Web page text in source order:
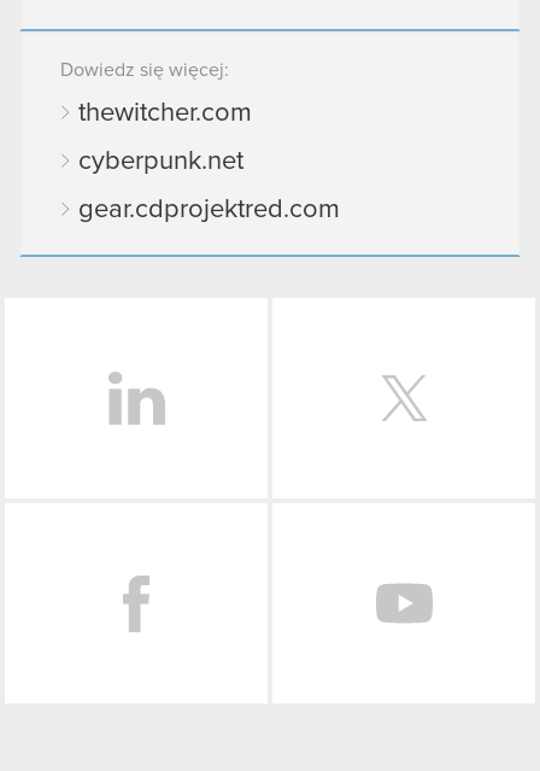
Dowiedz się więcej:
thewitcher.com
cyberpunk.net
gear.cdprojektred.com